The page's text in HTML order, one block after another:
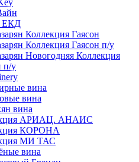
ЕКД
Коллекция Гаясон
Коллекция Гаясон п/у
Новогодняя Коллекция
п/у
вина
вина
вина
АРИАЦ. АНАИС
КОРОНА
МИ ТАС
вина